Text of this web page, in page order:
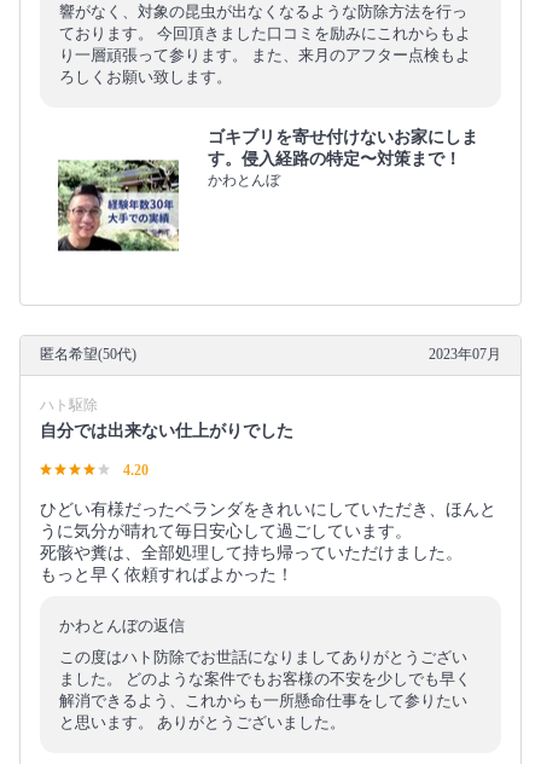
響がなく、対象の昆虫が出なくなるような防除方法を行っ
ております。 今回頂きました口コミを励みにこれからもよ
り一層頑張って参ります。 また、来月のアフター点検もよ
ろしくお願い致します。
ゴキブリを寄せ付けないお家にしま
す。侵入経路の特定〜対策まで！
かわとんぼ
匿名希望(50代) 2023年07月
ハト駆除
自分では出来ない仕上がりでした
4.20
ひどい有様だったベランダをきれいにしていただき、ほんと
うに気分が晴れて毎日安心して過ごしています。
死骸や糞は、全部処理して持ち帰っていただけました。
もっと早く依頼すればよかった！
かわとんぼの返信
この度はハト防除でお世話になりましてありがとうござい
ました。 どのような案件でもお客様の不安を少しでも早く
解消できるよう、これからも一所懸命仕事をして参りたい
と思います。 ありがとうございました。